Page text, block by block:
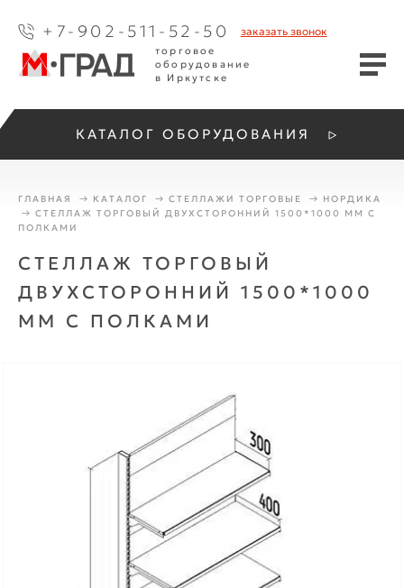
+7-902-511-52-50 заказатьзвонок
торговое
оборудование
в Иркутске
КАТАЛОГ ОБОРУДОВАНИЯ
ГЛАВНАЯ КАТАЛОГ СТЕЛЛАЖИ ТОРГОВЫЕ
НОРДИКА
СТЕЛЛАЖ ТОРГОВЫЙ ДВУХСТОРОННИЙ 1500*1000 ММ С
ПОЛКАМИ
СТЕЛЛАЖ ТОРГОВЫЙ
ДВУХСТОРОННИЙ 1500*1000
ММ С ПОЛКАМИ